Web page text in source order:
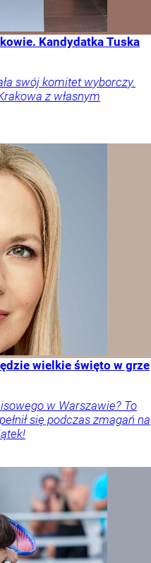
Kandydatka Tuska
swój komitet wyborczy.
z własnym
wielkie święto w grze
w Warszawie? To
się podczas zmagań na